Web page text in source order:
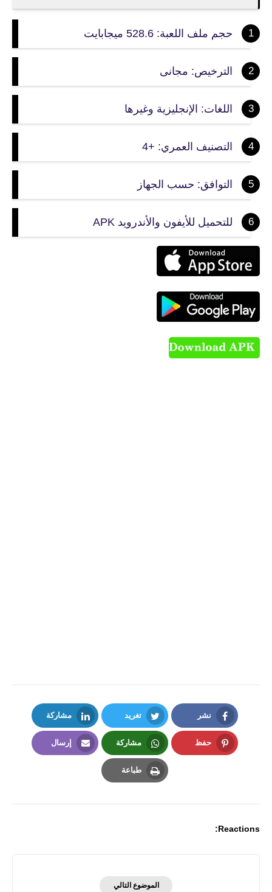
حجم ملف اللعبة: 528.6 ميجابايت
الترخيص: مجانى
اللغات: الإنجليزية وغيرها
التصنيف العمري: +4
التوافق: حسب الجهاز
للتحميل للأيفون والأندرويد APK
نشر
Facebook
تغريد
Twitter
مشاركة
LinkedIn
حفظ مشاركة
Whatsapp
إرسال
طباعة
Reactions:
الموضوع التالي